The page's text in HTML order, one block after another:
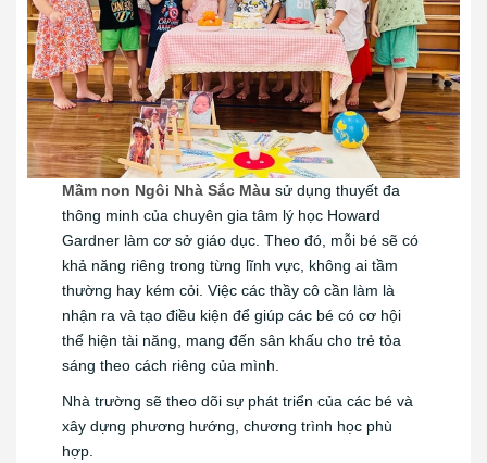
Mầm non Ngôi Nhà Sắc Màu sử dụng thuyết đa
thông minh của chuyên gia tâm lý học Howard
Gardner làm cơ sở giáo dục. Theo đó, mỗi bé sẽ có
khả năng riêng trong từng lĩnh vực, không ai tầm
thường hay kém cỏi. Việc các thầy cô cần làm là
nhận ra và tạo điều kiện để giúp các bé có cơ hội
thể hiện tài năng, mang đến sân khấu cho trẻ tỏa
sáng theo cách riêng của mình.
Nhà trường sẽ theo dõi sự phát triển của các bé và
xây dựng phương hướng, chương trình học phù
hợp.